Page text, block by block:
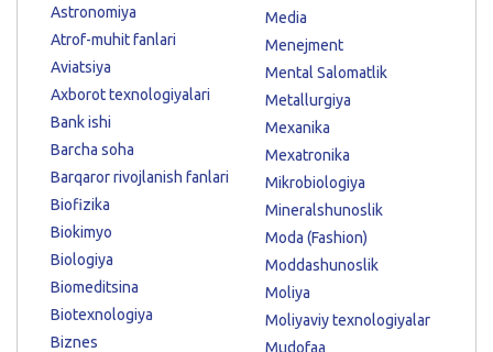
Astronomiya
Atrof-muhit fanlari
Aviatsiya
Axborot texnologiyalari
Bank ishi
Barcha soha
Barqaror rivojlanish fanlari
Biofizika
Biokimyo
Biologiya
Biomeditsina
Biotexnologiya
Biznes
Media
Menejment
Mental Salomatlik
Metallurgiya
Mexanika
Mexatronika
Mikrobiologiya
Mineralshunoslik
Moda (Fashion)
Moddashunoslik
Moliya
Moliyaviy texnologiyalar
Mudofaa